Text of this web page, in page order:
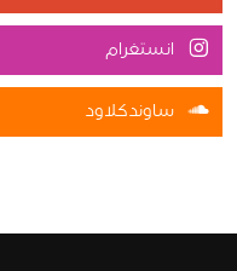
انستغرام
ساوندكلاود